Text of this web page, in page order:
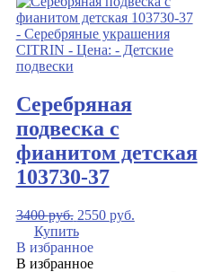
Серебряная
подвеска с
фианитом детская
103730-37
3400руб. 2550 руб.
Купить
В избранное
В избранное